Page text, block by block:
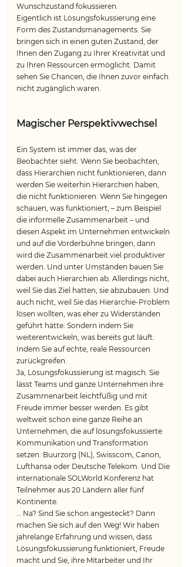
Wunschzustand fokussieren.
Eigentlich ist Lösungsfokussierung eine
Form des Zustandsmanagements. Sie
bringen sich in einen guten Zustand, der
Ihnen den Zugang zu Ihrer Kreativität und
zu Ihren Ressourcen ermöglicht. Damit
sehen Sie Chancen, die Ihnen zuvor einfach
nicht zugänglich waren.
Magischer Perspektivwechsel
Ein System ist immer das, was der
Beobachter sieht. Wenn Sie beobachten,
dass Hierarchien nicht funktionieren, dann
werden Sie weiterhin Hierarchien haben,
die nicht funktionieren. Wenn Sie hingegen
schauen, was funktioniert, – zum Beispiel
die informelle Zusammenarbeit – und
diesen Aspekt im Unternehmen entwickeln
und auf die Vorderbühne bringen, dann
wird die Zusammenarbeit viel produktiver
werden. Und unter Umständen bauen Sie
dabei auch Hierarchien ab. Allerdings nicht,
weil Sie das Ziel hatten, sie abzubauen. Und
auch nicht, weil Sie das Hierarchie-Problem
lösen wollten, was eher zu Widerständen
geführt hätte. Sondern indem Sie
weiterentwickeln, was bereits gut läuft.
Indem Sie auf echte, reale Ressourcen
zurückgreifen.
Ja, Lösungsfokussierung ist magisch. Sie
lässt Teams und ganze Unternehmen ihre
Zusammenarbeit leichtfüßig und mit
Freude immer besser werden. Es gibt
weltweit schon eine ganze Reihe an
Unternehmen, die auf lösungsfokussierte
Kommunikation und Transformation
setzen: Buurzorg (NL), Swisscom, Canon,
Lufthansa oder Deutsche Telekom. Und Die
internationale SOLWorld Konferenz hat
Teilnehmer aus 20 Ländern aller fünf
Kontinente.
… Na? Sind Sie schon angesteckt? Dann
machen Sie sich auf den Weg! Wir haben
jahrelange Erfahrung und wissen, dass
Lösungsfokussierung funktioniert, Freude
macht und Sie, ihre Mitarbeiter und Ihr